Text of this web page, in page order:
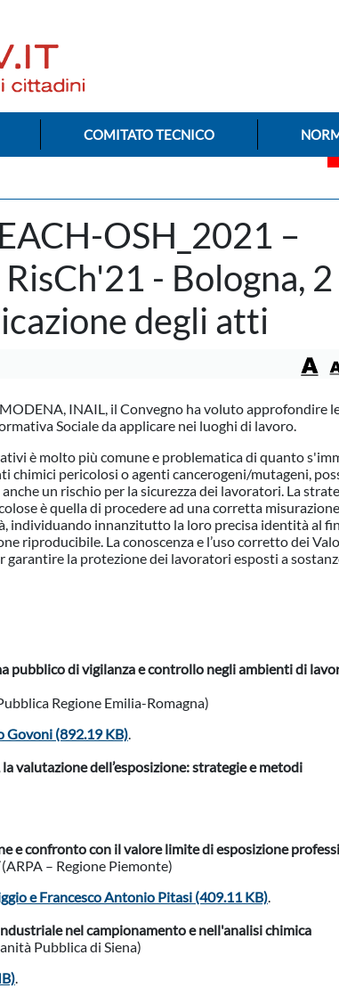
COMITATO TECNICO
OSH_2021 –
- Bologna, 2
degli atti
INAIL, il Convegno ha voluto approfondire
Sociale da applicare nei luoghi di lavoro.
è molto più comune e problematica di quanto
chimici pericolosi o agenti cancerogeni/mutageni,
un rischio per la sicurezza dei lavoratori. La
è quella di procedere ad una corretta misurazione
individuando innanzitutto la loro precisa identità al
riproducibile. La conoscenza e l’uso corretto dei
la protezione dei lavoratori esposti a
pubblico di vigilanza e controllo negli ambienti di
Regione Emilia-Romagna)
Govoni (892.19 KB).
valutazione dell’esposizione: strategie e metodi
e confronto con il valore limite di esposizione
(ARPA – Regione Piemonte)
e Francesco Antonio Pitasi (409.11 KB).
nel campionamento e nell'analisi chimica
Pubblica di Siena)
.